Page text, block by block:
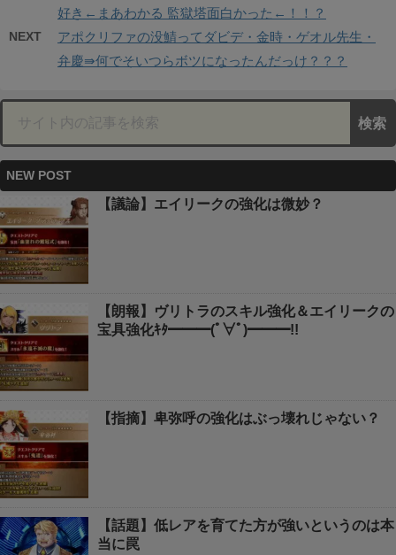
好き←まあわかる 監獄塔面白かった←！！？
NEXT
アポクリファの没鯖ってダビデ・金時・ゲオル先生・
弁慶⇛何でそいつらボツになったんだっけ？？？
NEW POST
【議論】エイリークの強化は微妙？
【朗報】ヴリトラのスキル強化＆エイリークの
宝具強化ｷﾀ━━━(ﾟ∀ﾟ)━━━!!
【指摘】卑弥呼の強化はぶっ壊れじゃない？
【話題】低レアを育てた方が強いというのは本
当に罠